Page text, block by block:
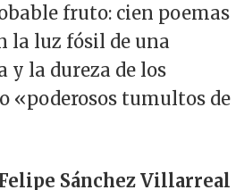
fruto: cien poemas
la luz fósil de una
y la dureza de los
«poderosos tumultos de
Sánchez Villarreal